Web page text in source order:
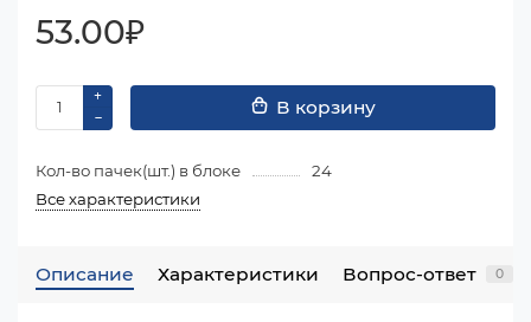
53.00₽
В корзину
Кол-во пачек(шт.) в блоке
24
Все характеристики
Описание Характеристики Вопрос-ответ 0